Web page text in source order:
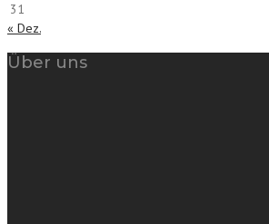
31
« Dez.
Über uns